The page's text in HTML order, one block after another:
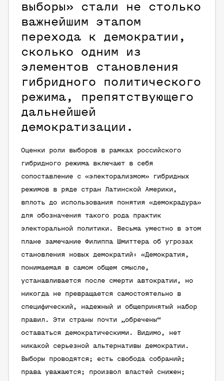
выборы» стали не столько
важнейшим этапом
перехода к демократии,
сколько одним из
элементов становления
гибридного политического
режима, препятствующего
дальнейшей
демократизации.
Оценки роли выборов в рамках российского
гибридного режима включают в себя
сопоставление с «электорализмом» гибридных
режимов в ряде стран Латинской Америки,
вплоть до использования понятия «демокрадура»
для обозначения такого рода практик
электоральной политики. Весьма уместно в этом
плане замечание Филиппа Шмиттера об угрозах
становления новых демократий: «Демократия,
понимаемая в самом общем смысле,
устанавливается после смерти автократии, но
никогда не превращается самостоятельно в
специфический, надежный и общепринятый набор
правил. Эти страны почти „обречены“
оставаться демократическими. Видимо, нет
никакой серьезной альтернативы демократии.
Выборы проводятся; есть свобода собраний;
права уважаются; произвол властей снижен;